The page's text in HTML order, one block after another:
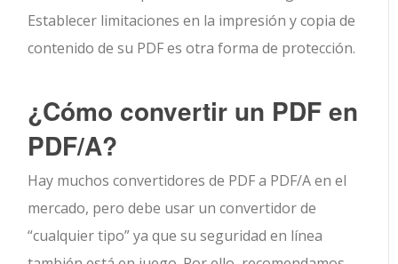
Establecer limitaciones en la impresión y copia de
contenido de su PDF es otra forma de protección.
¿Cómo convertir un PDF en
PDF/A?
Hay muchos convertidores de PDF a PDF/A en el
mercado, pero debe usar un convertidor de
“cualquier tipo” ya que su seguridad en línea